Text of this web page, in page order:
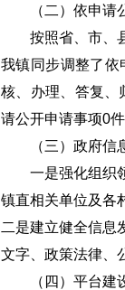
（二）依申请
按照省、市、
我镇同步调整了依
核、办理、答复、
请公开申请事项0
（三）政府信
一是强化组织
镇直相关单位及各
二是建立健全信息
文字、政策法律、
（四）平台建